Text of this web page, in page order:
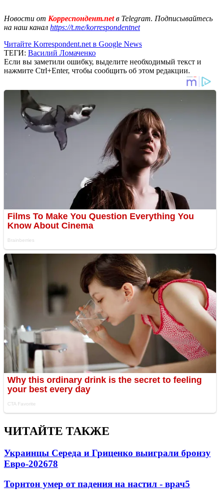
Новости от Корреспондент.netв Telegram. Подписывайтесь
на наш канал https://t.me/korrespondentnet
Читайте Korrespondent.net в Google News
ТЕГИ: Василий Ломаченко
Если вы заметили ошибку, выделите необходимый текст и
нажмите Ctrl+Enter, чтобы сообщить об этом редакции.
ЧИТАЙТЕ ТАКЖЕ
Украинцы Середа и Гриценко выиграли бронзу
Евро-202678
Торнтон умер от падения на настил - врач5